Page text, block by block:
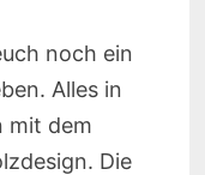
noch ein
Alles in
mit dem
Die